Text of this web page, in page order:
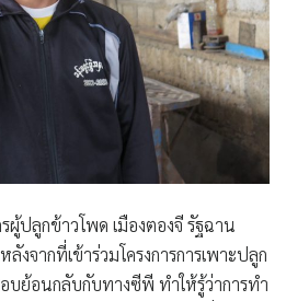
ปลูกข้าวโพด เมืองตองจี รัฐฉาน
งจากที่เข้าร่วมโครงการการเพาะปลูก
บย้อนกลับกับทางซีพี ทำให้รู้ว่าการทำ